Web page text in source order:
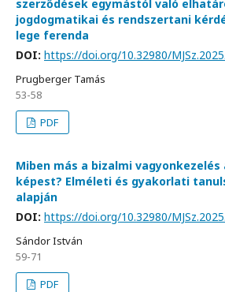
szerződések egymástól való
jogdogmatikai és rendszertani
lege ferenda
DOI: https://doi.org/10.32980/
Prugberger Tamás
53-58
PDF
Miben más a bizalmi vagyonkezelés
képest? Elméleti és gyakorlati
alapján
DOI: https://doi.org/10.32980/
Sándor István
59-71
PDF